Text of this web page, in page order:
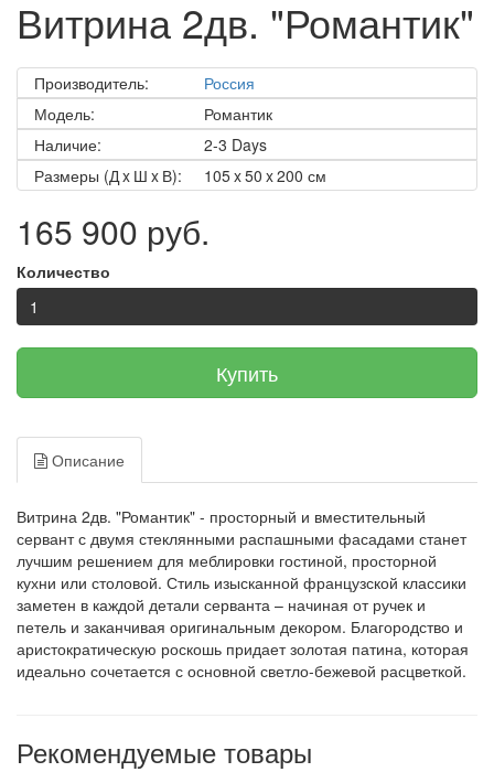
Витрина 2дв. "Романтик"
Производитель:
Россия
Модель:
Романтик
Наличие:
2-3 Days
Размеры (Д x Ш x В):
105 x 50 x 200 см
165 900 руб.
Количество
Купить
Описание
Витрина 2дв. "Романтик" - просторный и вместительный
сервант с двумя стеклянными распашными фасадами станет
лучшим решением для меблировки гостиной, просторной
кухни или столовой. Стиль изысканной французской классики
заметен в каждой детали серванта – начиная от ручек и
петель и заканчивая оригинальным декором. Благородство и
аристократическую роскошь придает золотая патина, которая
идеально сочетается с основной светло-бежевой расцветкой.
Рекомендуемые товары